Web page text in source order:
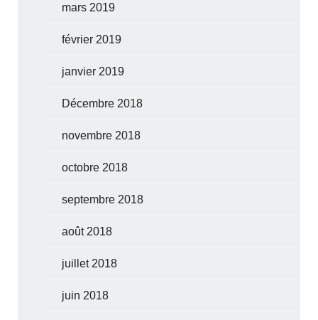
mars 2019
février 2019
janvier 2019
Décembre 2018
novembre 2018
octobre 2018
septembre 2018
août 2018
juillet 2018
juin 2018